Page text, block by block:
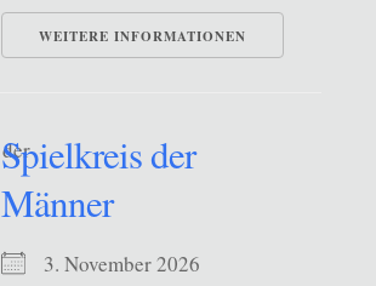
WEITERE INFORMATIONEN
Spielkreis der
Männer
3. November 2026